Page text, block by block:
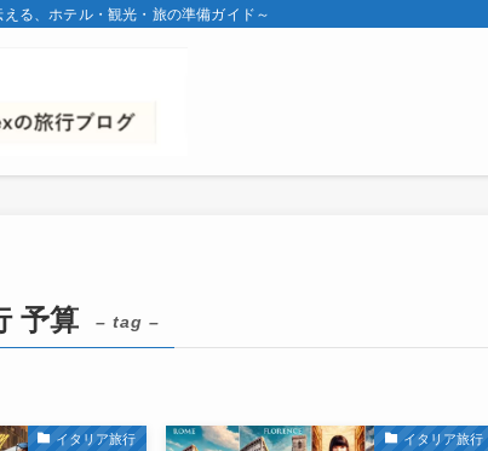
る、ホテル・観光・旅の準備ガイド～
予算 – tag –
イタリア旅行 イタリア旅行